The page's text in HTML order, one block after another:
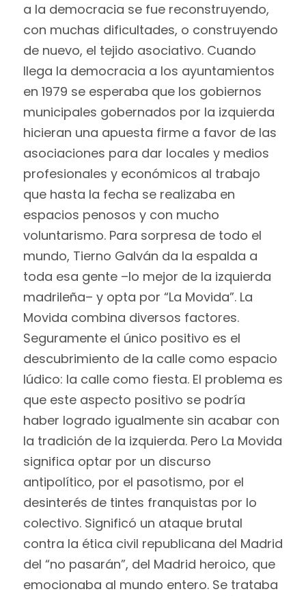
a la democracia se fue reconstruyendo,
con muchas dificultades, o construyendo
de nuevo, el tejido asociativo. Cuando
llega la democracia a los ayuntamientos
en 1979 se esperaba que los gobiernos
municipales gobernados por la izquierda
hicieran una apuesta firme a favor de las
asociaciones para dar locales y medios
profesionales y económicos al trabajo
que hasta la fecha se realizaba en
espacios penosos y con mucho
voluntarismo. Para sorpresa de todo el
mundo, Tierno Galván da la espalda a
toda esa gente –lo mejor de la izquierda
madrileña– y opta por “La Movida”. La
Movida combina diversos factores.
Seguramente el único positivo es el
descubrimiento de la calle como espacio
lúdico: la calle como fiesta. El problema es
que este aspecto positivo se podría
haber logrado igualmente sin acabar con
la tradición de la izquierda. Pero La Movida
significa optar por un discurso
antipolítico, por el pasotismo, por el
desinterés de tintes franquistas por lo
colectivo. Significó un ataque brutal
contra la ética civil republicana del Madrid
del “no pasarán”, del Madrid heroico, que
emocionaba al mundo entero. Se trataba